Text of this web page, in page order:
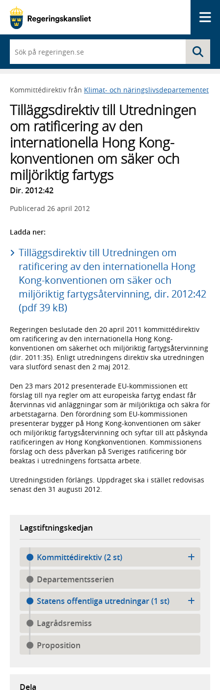
du
börjar
skriva
framträder
lista
med
sökförslag
Kommittédirektiv från Klimat- och näringslivsdepartementet
Tilläggsdirektiv till Utredningen
om ratificering av den
internationella Hong Kong-
konventionen om säker och
miljöriktig fartygs
Dir. 2012:42
Publicerad 26 april 2012
Ladda ner:
Tilläggsdirektiv till Utredningen om
ratificering av den internationella Hong
Kong-konventionen om säker och
miljöriktig fartygsåtervinning, dir. 2012:42
(pdf 39 kB)
Regeringen beslutade den 20 april 2011 kommittédirektiv
om ratificering av den internationella Hong Kong-
konventionen om säkerhet och miljöriktig fartygsåtervinning
(dir. 2011:35). Enligt utredningens direktiv ska utredningen
vara slutförd senast den 2 maj 2012.
Den 23 mars 2012 presenterade EU-kommissionen ett
förslag till nya regler om att europeiska fartyg endast får
återvinnas vid anläggningar som är miljöriktiga och säkra för
arbetstagarna. Den förordning som EU-kommissionen
presenterar bygger på Hong Kong-konventionen om säker
och miljöriktig fartygsåtervinning och syftar till att påskynda
ratificeringen av Hong Kongkonventionen. Kommissionens
förslag och dess påverkan på Sveriges ratificering bör
beaktas i utredningens fortsatta arbete.
Utredningstiden förlängs. Uppdraget ska i stället redovisas
senast den 31 augusti 2012.
Lagstiftningskedjan
Kommittédirektiv (2 st)
Departementsserien
Statens offentliga utredningar (1 st)
Lagrådsremiss
Proposition
Dela